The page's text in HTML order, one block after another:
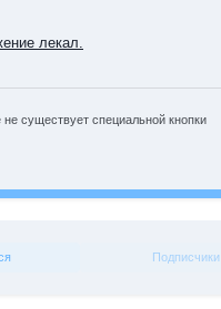
лекал.
не существует специальной кнопки
Подписчики